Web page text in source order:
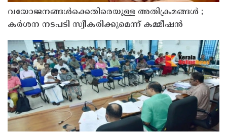
വയോജനങ്ങൾക്കെതിരെയുള്ള അതിക്രമങ്ങൾ ;
കർശന നടപടി സ്വീകരിക്കുമെന്ന് കമ്മീഷൻ